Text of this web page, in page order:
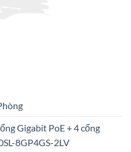
Gigabit PoE + 4 cổng
8GP4GS-2LV